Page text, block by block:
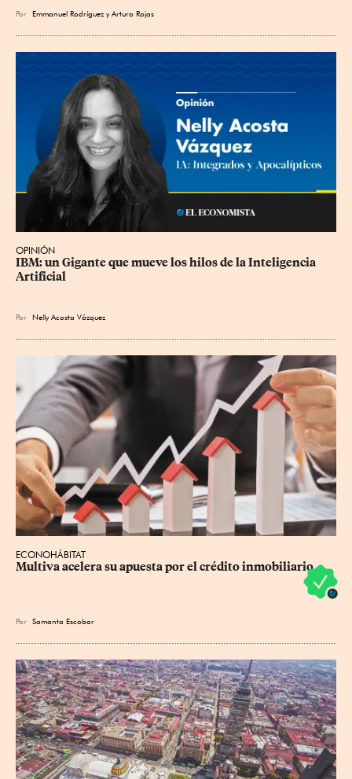
Por Emmanuel Rodríguez yArturo Rojas
OPINIÓN
IBM: un Gigante que mueve los hilos de la Inteligencia
Artificial
Por Nelly Acosta Vázquez
ECONOHÁBITAT
Multiva acelera su apuesta por el crédito inmobiliario
Por Samanta Escobar